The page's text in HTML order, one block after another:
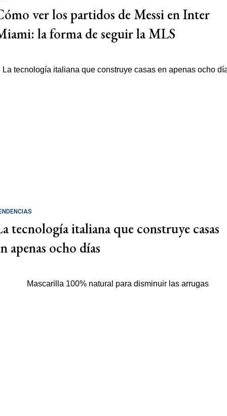
ver los partidos de Messi en Inter
la forma de seguir la MLS
tecnología italiana que construye casas
apenas ocho días